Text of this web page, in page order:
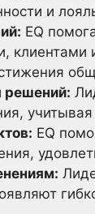
и
EQ
решений:
EQ